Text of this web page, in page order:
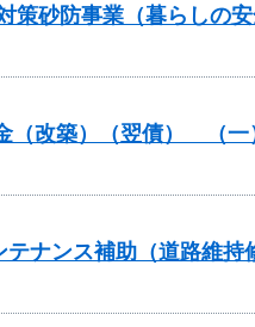
策砂防事業（暮らしの
（改築）（翌債） （
ナンス補助（道路維